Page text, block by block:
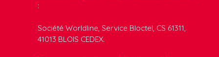
:
Société Worldline, Service Bloctel, CS 61311,
41013 BLOIS CEDEX.